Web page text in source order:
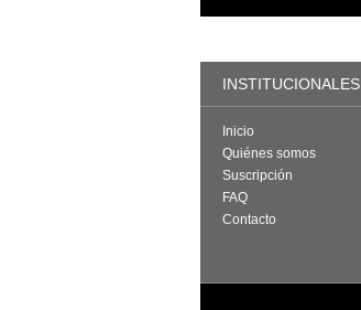
INSTITUCIONALES
Inicio
Quiénes somos
Suscripción
FAQ
Contacto